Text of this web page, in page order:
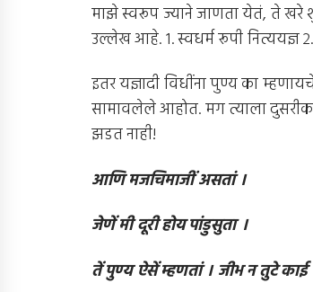
माझे स्वरूप ज्याने जाणता येतं, ते खरे
उल्लेख आहे. १. स्वधर्म रूपी नित्ययज्ञ
इतर यज्ञादी विधींना पुण्य का
सामावलेले आहोत. मग त्याला
झडत नाही!
आणि मजचिमाजीं असतां ।
जेणें मी दूरी होय पांडुसुता ।
तें पुण्य ऐसें म्हणतां । जीभ न तुटे